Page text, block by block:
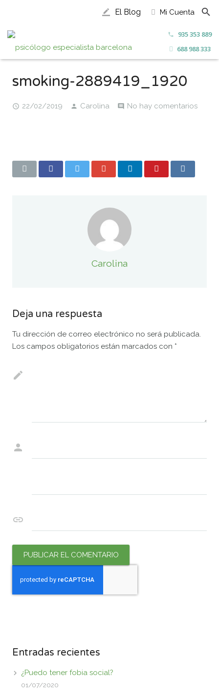
border_color El Blog Mi Cuenta
call
935 353 889
688 988 333
smoking-2889419_1920
22/02/2019 Carolina No hay comentarios
Carolina
Deja una respuesta
Tu dirección de correo electrónico no será publicada.
Los campos obligatorios están marcados con *
Entradas recientes
¿Puedo tener fobia social?
01/07/2020